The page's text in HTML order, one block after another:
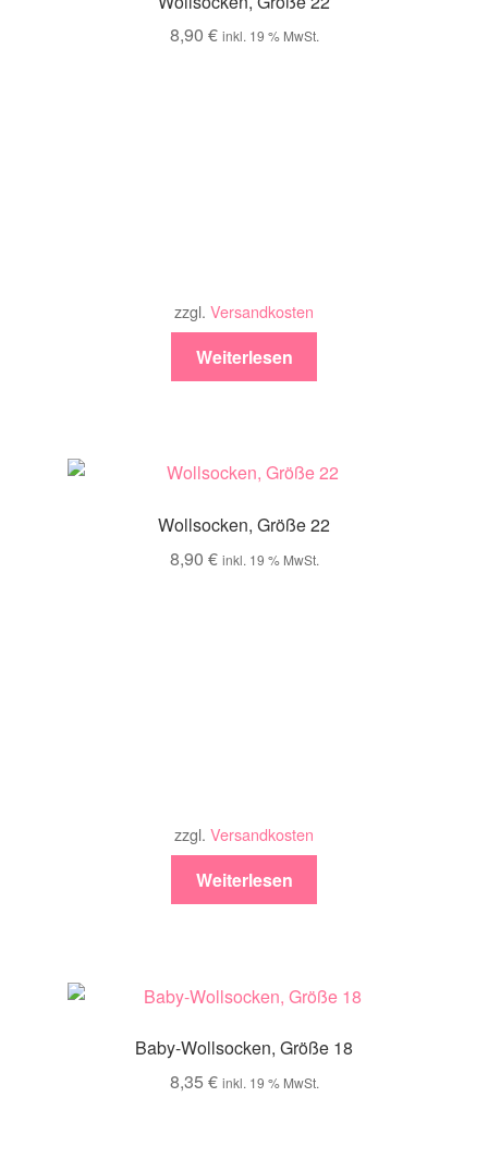
8,90 € inkl. 19 % MwSt.
zzgl. Versandkosten
Weiterlesen
Wollsocken, Größe 22
8,90 € inkl. 19 % MwSt.
zzgl. Versandkosten
Weiterlesen
Baby-Wollsocken, Größe 18
8,35 € inkl. 19 % MwSt.